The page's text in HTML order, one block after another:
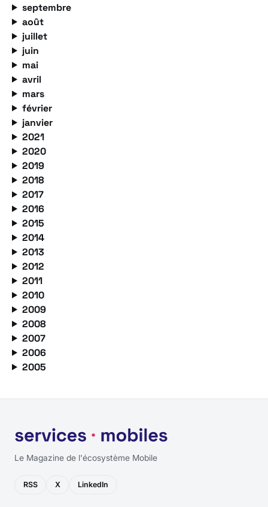
septembre
août
juillet
juin
mai
avril
mars
février
janvier
2021
2020
2019
2018
2017
2016
2015
2014
2013
2012
2011
2010
2009
2008
2007
2006
2005
Le Magazine de l'écosystème Mobile
RSS X LinkedIn